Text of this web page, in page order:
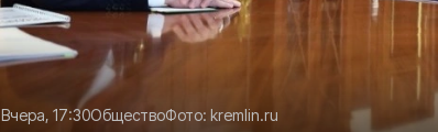
Вчера, 17:30ОбществоФото: kremlin.ru